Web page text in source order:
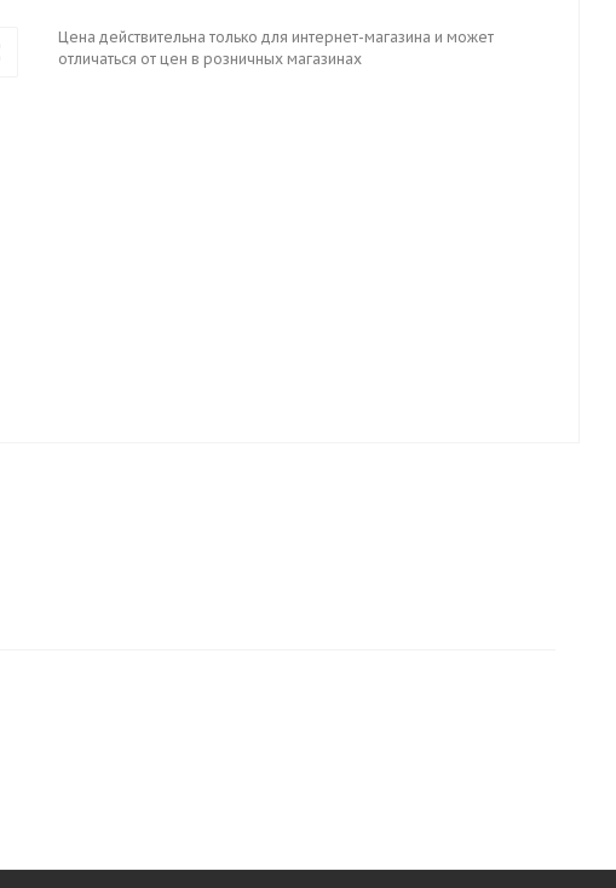
Цена действительна только для интернет-магазина и может
отличаться от цен в розничных магазинах